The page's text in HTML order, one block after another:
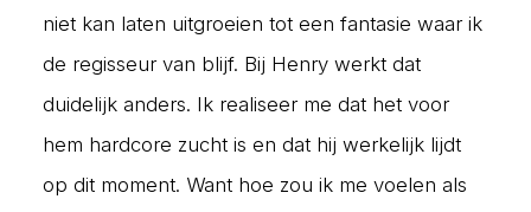
niet kan laten uitgroeien tot een fantasie waar ik
de regisseur van blijf. Bij Henry werkt dat
duidelijk anders. Ik realiseer me dat het voor
hem hardcore zucht is en dat hij werkelijk lijdt
op dit moment. Want hoe zou ik me voelen als